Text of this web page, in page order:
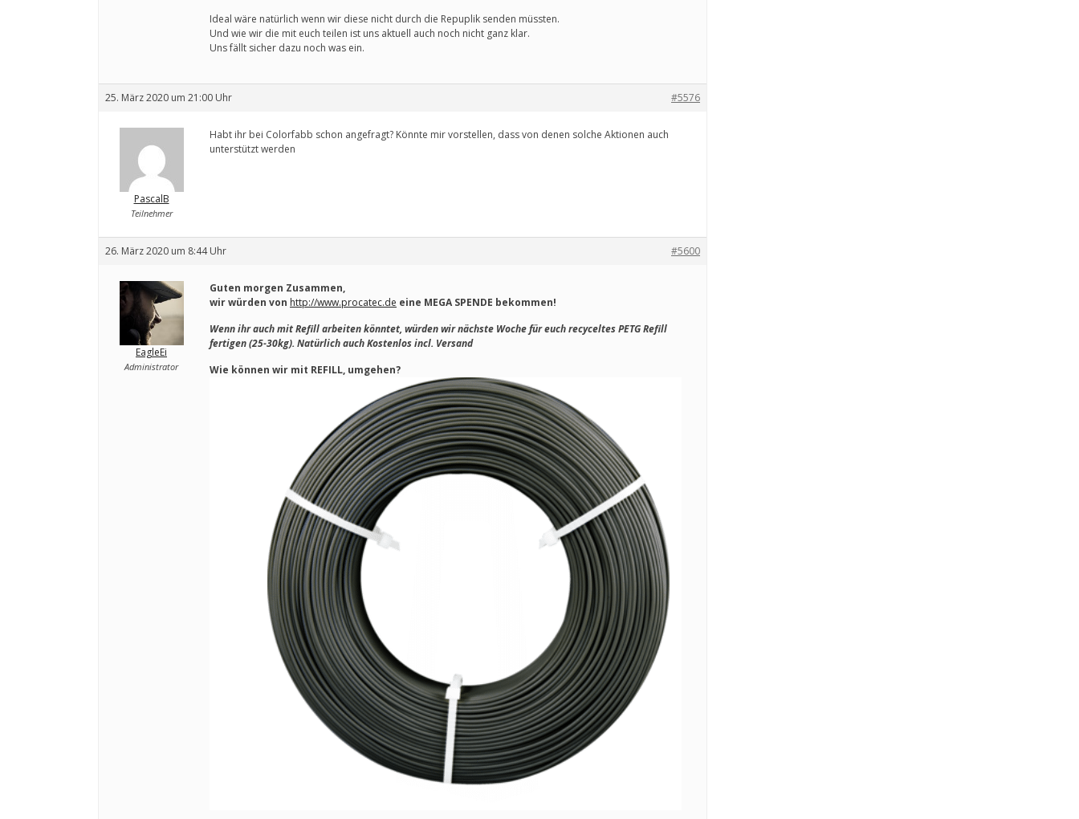
Ideal wäre natürlich wenn wir diese nicht durch die Repuplik senden müssten.
Und wie wir die mit euch teilen ist uns aktuell auch noch nicht ganz klar.
Uns fällt sicher dazu noch was ein.
25. März 2020 um 21:00 Uhr #5576
PascalB
Teilnehmer
Habt ihr bei Colorfabb schon angefragt? Könnte mir vorstellen, dass von denen solche Aktionen auch
unterstützt werden
26. März 2020 um 8:44 Uhr #5600
EagleEi
Administrator
Guten morgen Zusammen,
wir würden von http://www.procatec.de eine MEGA SPENDE bekommen!
Wenn ihr auch mit Refill arbeiten könntet, würden wir nächste Woche für euch recyceltes PETG Refill
fertigen (25-30kg). Natürlich auch Kostenlos incl. Versand
Wie können wir mit REFILL, umgehen?